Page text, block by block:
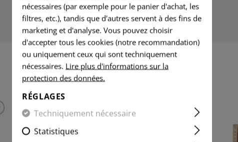
PRODUITS INTÉRESSANTS
nécessaires (par exemple pour le panier d'achat, les
filtres, etc.), tandis que d'autres servent à des fins de
marketing et d'analyse. Vous pouvez choisir
d'accepter tous les cookies (notre recommandation)
ou uniquement ceux qui sont techniquement
nécessaires. Lire plus d'informations sur la
protection des données.
RÉGLAGES
Techniquement nécessaire
Statistiques